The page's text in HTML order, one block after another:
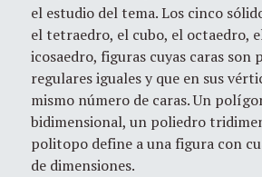
el estudio del tema. Los cinco
el tetraedro, el cubo, el octaedro,
icosaedro, figuras cuyas caras son
regulares iguales y que en sus
mismo número de caras. Un
bidimensional, un poliedro
politopo define a una figura con
de dimensiones.